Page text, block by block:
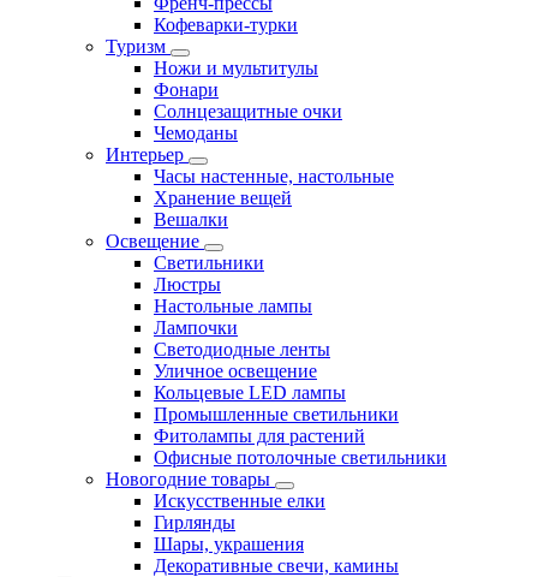
Кофеварки-турки
Туризм
Ножи и мультитулы
Фонари
Солнцезащитные очки
Чемоданы
Интерьер
Часы настенные, настольные
Хранение вещей
Вешалки
Освещение
Светильники
Люстры
Настольные лампы
Лампочки
Светодиодные ленты
Уличное освещение
Кольцевые LED лампы
Промышленные светильники
Фитолампы для растений
Офисные потолочные светильники
Новогодние товары
Искусственные елки
Гирлянды
Шары, украшения
Декоративные свечи, камины